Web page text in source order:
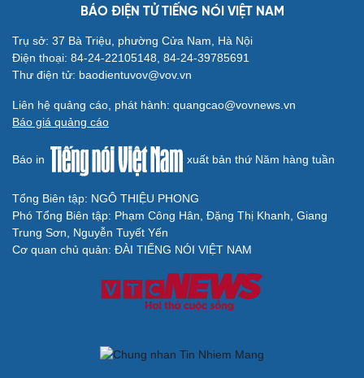
Cải chính
BÁO ĐIỆN TỬ TIẾNG NÓI VIỆT NAM
Trụ sở: 37 Bà Triệu, phường Cửa Nam, Hà Nội
Điện thoại: 84-24-22105148, 84-24-39785691
Thư điện tử: baodientuvov@vov.vn
Liên hệ quảng cáo, phát hành: quangcao@vovnews.vn
Báo giá quảng cáo
Báo in xuất bản thứ Năm hàng tuần
Tổng Biên tập: NGÔ THIỆU PHONG
Phó Tổng Biên tập: Phạm Công Hân, Đặng Thị Khanh, Giang
Trung Sơn, Nguyễn Tuyết Yến
Cơ quan chủ quản: ĐÀI TIẾNG NÓI VIỆT NAM